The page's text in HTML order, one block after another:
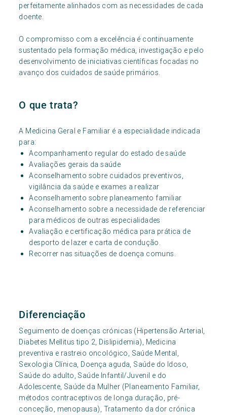
perfeitamente alinhados com as necessidades de cada
doente.
O compromisso com a excelência é continuamente
sustentado pela formação médica, investigação e pelo
desenvolvimento de iniciativas científicas focadas no
avanço dos cuidados de saúde primários.
O que trata?
A Medicina Geral e Familiar é a especialidade indicada
para:
Acompanhamento regular do estado de saúde
Avaliações gerais da saúde
Aconselhamento sobre cuidados preventivos,
vigilância da saúde e exames a realizar
Aconselhamento sobre planeamento familiar
Aconselhamento sobre a necessidade de referenciar
para médicos de outras especialidades
Avaliação e certificação médica para prática de
desporto de lazer e carta de condução.
Recorrer nas situações de doença comuns.
Diferenciação
Seguimento de doenças crónicas (Hipertensão Arterial,
Diabetes Mellitus tipo 2, Dislipidemia), Medicina
preventiva e rastreio oncológico, Saúde Mental,
Sexologia Clínica, Doença aguda, Saúde do Idoso,
Saúde do adulto, Saúde Infantil/Juvenil e do
Adolescente, Saúde da Mulher (Planeamento Familiar,
métodos contraceptivos de longa duração, pré-
conceção, menopausa), Tratamento da dor crónica